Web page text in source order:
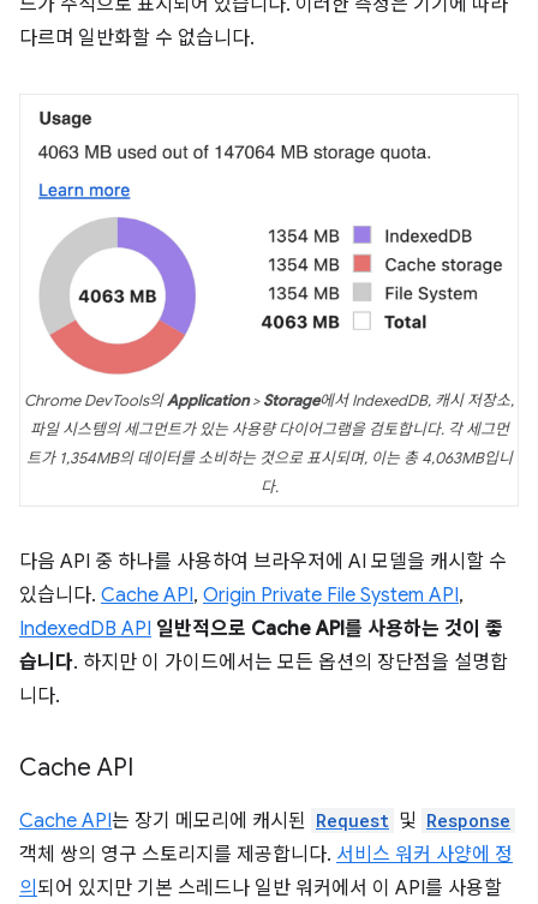
드가 주석으로 표시되어 있습니다. 이러한 측정은 기기에 따라
다르며 일반화할 수 없습니다.
Chrome DevTools의Application>Storage에서 IndexedDB, 캐시 저장소,
파일 시스템의 세그먼트가 있는 사용량 다이어그램을 검토합니다. 각 세그먼
트가 1,354MB의 데이터를 소비하는 것으로 표시되며, 이는 총 4,063MB입니
다.
다음 API 중 하나를 사용하여 브라우저에 AI 모델을 캐시할 수
있습니다. Cache API, Origin Private File System API,
IndexedDB API 일반적으로 Cache API를 사용하는 것이 좋
습니다. 하지만 이 가이드에서는 모든 옵션의 장단점을 설명합
니다.
Cache API
Cache API는 장기 메모리에 캐시된 Request 및 Response
객체 쌍의 영구 스토리지를 제공합니다. 서비스 워커 사양에 정
의 되어 있지만 기본 스레드나 일반 워커에서 이 API를 사용할